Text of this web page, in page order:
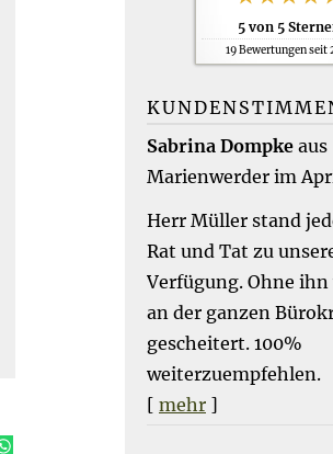
5 von 5
19Bewertungen seit
Sabrina Dompke aus
Marienwerder im
Herr Müller stand
Rat und Tat zu
Verfügung. Ohne
an der ganzen
gescheitert. 100%
weiterzuempfehlen.
[ mehr ]